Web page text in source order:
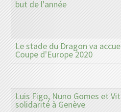
but de l'année
Le stade du Dragon va
Coupe d'Europe 2020
Luis Figo, Nuno Gomes et
solidarité à Genève